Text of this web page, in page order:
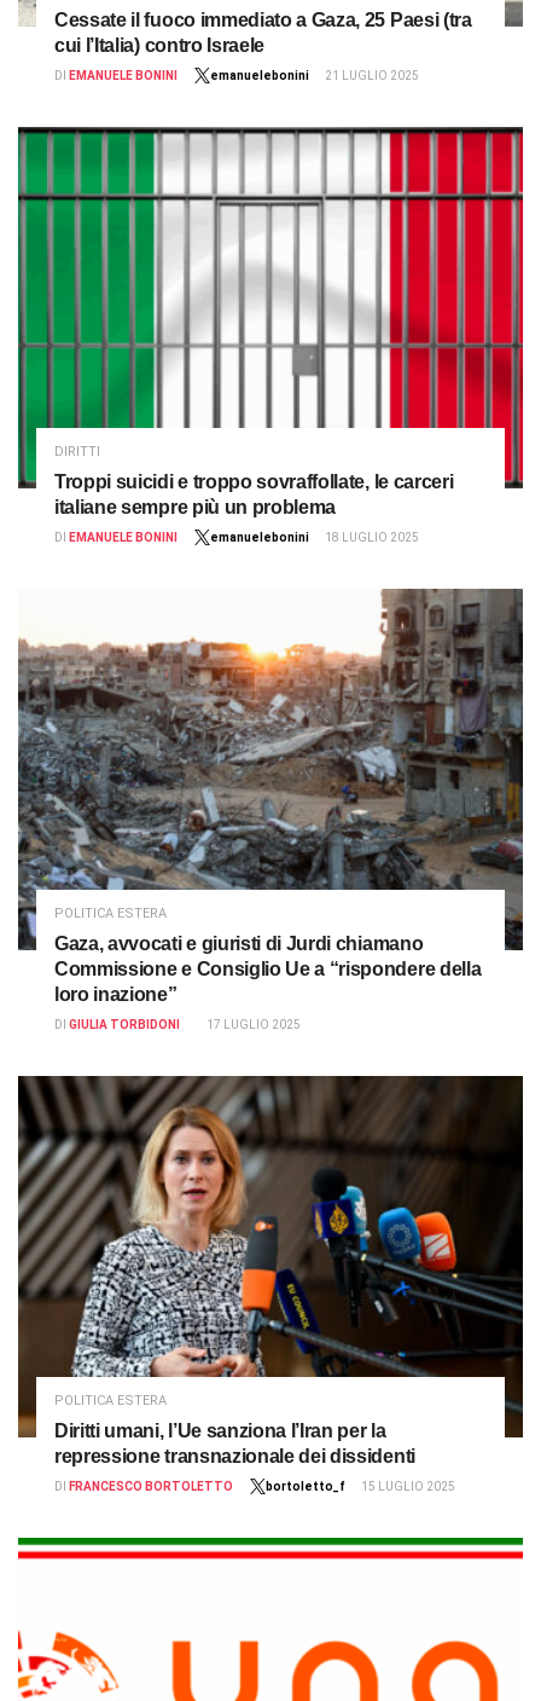
Cessate il fuoco immediato a Gaza, 25 Paesi (tra
cui l’Italia) contro Israele
DI EMANUELE BONINI emanuelebonini 21 LUGLIO 2025
DIRITTI
Troppi suicidi e troppo sovraffollate, le carceri
italiane sempre più un problema
DI EMANUELE BONINI emanuelebonini 18 LUGLIO 2025
POLITICA ESTERA
Gaza, avvocati e giuristi di Jurdi chiamano
Commissione e Consiglio Ue a “rispondere della
loro inazione”
DI GIULIA TORBIDONI 17 LUGLIO 2025
POLITICA ESTERA
Diritti umani, l’Ue sanziona l’Iran per la
repressione transnazionale dei dissidenti
DI FRANCESCO BORTOLETTO bortoletto_f 15 LUGLIO 2025